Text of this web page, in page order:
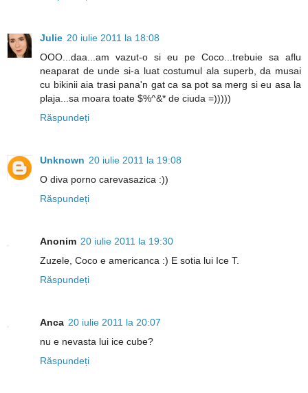
Julie 20 iulie 2011 la 18:08
OOO...daa...am vazut-o si eu pe Coco...trebuie sa aflu
neaparat de unde si-a luat costumul ala superb, da musai
cu bikinii aia trasi pana'n gat ca sa pot sa merg si eu asa la
plaja...sa moara toate $%^&* de ciuda =)))))
Răspundeți
Unknown 20 iulie 2011 la 19:08
O diva porno carevasazica :))
Răspundeți
Anonim 20 iulie 2011 la 19:30
Zuzele, Coco e americanca :) E sotia lui Ice T.
Răspundeți
Anca 20 iulie 2011 la 20:07
nu e nevasta lui ice cube?
Răspundeți